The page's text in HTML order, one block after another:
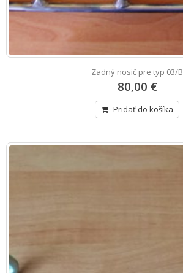
Zadný nosič pre typ 03/B
80,00 €
Pridať do košíka